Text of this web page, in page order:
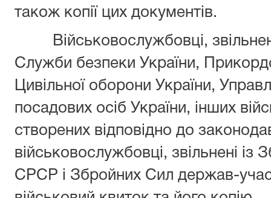
також копії цих документів.
Військовослужбовці,
Служби безпеки України,
Цивільної оборони України,
посадових осіб України, інших
створених відповідно до
військовослужбовці, звільнені
СРСР і Збройних Сил держав-